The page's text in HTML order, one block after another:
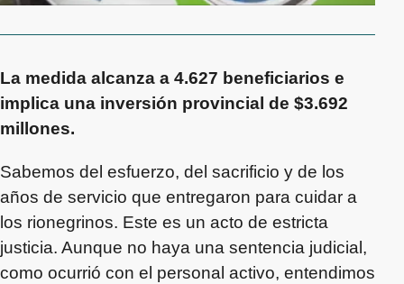
La medida alcanza a 4.627 beneficiarios e
implica una inversión provincial de $3.692
millones.
Sabemos del esfuerzo, del sacrificio y de los
años de servicio que entregaron para cuidar a
los rionegrinos. Este es un acto de estricta
justicia. Aunque no haya una sentencia judicial,
como ocurrió con el personal activo, entendimos